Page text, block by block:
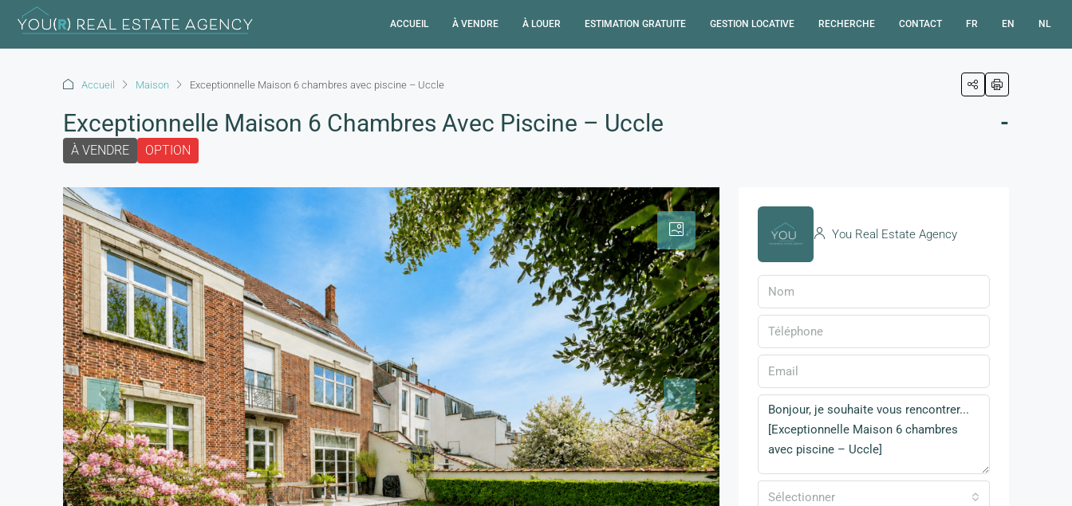
ACCUEIL À VENDRE À LOUER ESTIMATION GRATUITE GESTION LOCATIVE RECHERCHE CONTACT FR EN NL
Accueil Maison Exceptionnelle Maison 6 chambres avec piscine – Uccle
Exceptionnelle Maison 6 Chambres Avec Piscine – Uccle
À VENDRE OPTION
-
You Real Estate Agency
Sélectionner